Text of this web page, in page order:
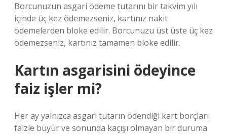
Borcunuzun asgari ödeme tutarını bir takvim yılı
içinde üç kez ödemezseniz, kartınız nakit
ödemelerden bloke edilir. Borcunuzu üst üste üç kez
ödemezseniz, kartınız tamamen bloke edilir.
Kartın asgarisini ödeyince
faiz işler mi?
Her ay yalnızca asgari tutarın ödendiği kart borçları
faizle büyür ve sonunda kaçışı olmayan bir duruma